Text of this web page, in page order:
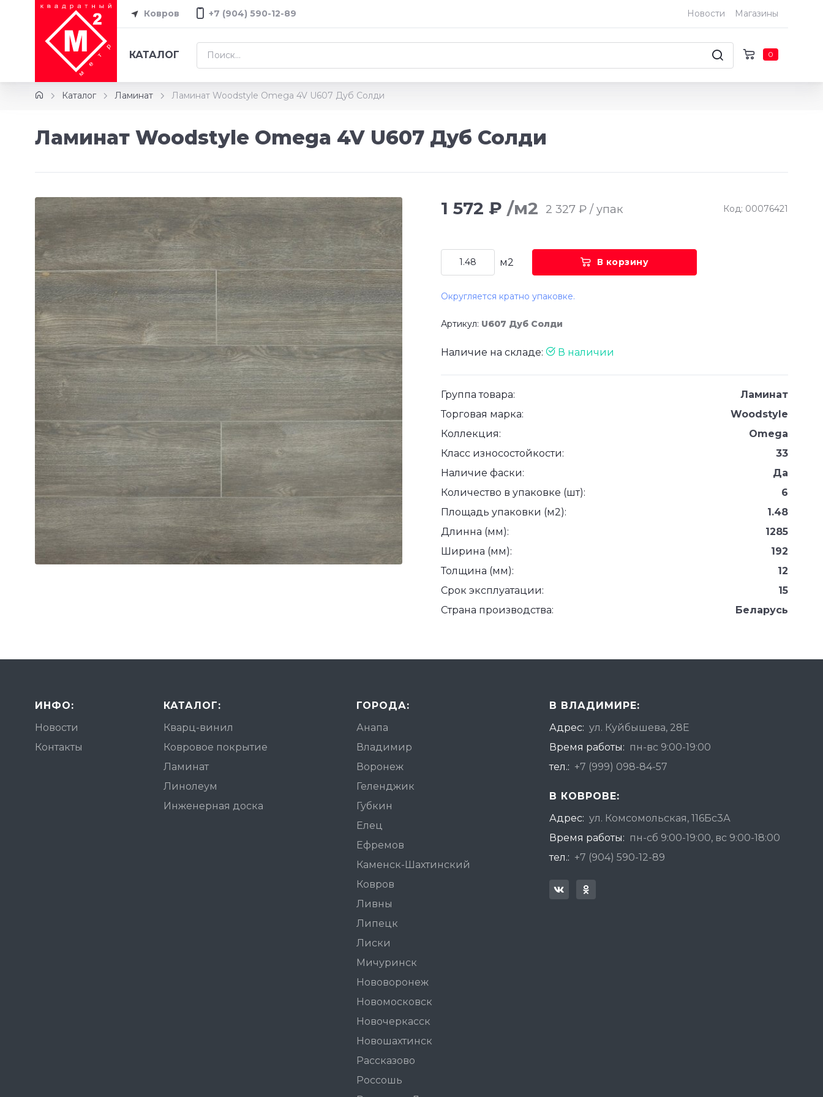
Ковров +7 (904) 590-12-89 Новости Магазины
КАТАЛОГ 0
Каталог Ламинат Ламинат Woodstyle Omega 4V U607 Дуб Солди
Ламинат Woodstyle Omega 4V U607 Дуб Солди
1 572 ₽ /м2 2 327 ₽ / упак Код: 00076421
м2 В корзину
Округляется кратно упаковке.
Артикул: U607 Дуб Солди
Наличие на складе: В наличии
Группа товара:
Ламинат
Торговая марка:
Woodstyle
Коллекция:
Omega
Класс износостойкости:
33
Наличие фаски:
Да
Количество в упаковке (шт):
6
Площадь упаковки (м2):
1.48
Длинна (мм):
1285
Ширина (мм):
192
Толщина (мм):
12
Срок эксплуатации:
15
Страна производства:
Беларусь
ИНФО:
Новости
Контакты
КАТАЛОГ:
Кварц-винил
Ковровое покрытие
Ламинат
Линолеум
Инженерная доска
ГОРОДА:
Анапа
Владимир
Воронеж
Геленджик
Губкин
Елец
Ефремов
Каменск-Шахтинский
Ковров
Ливны
Липецк
Лиски
Мичуринск
Нововоронеж
Новомосковск
Новочеркасск
Новошахтинск
Рассказово
Россошь
В ВЛАДИМИРЕ:
Адрес: ул. Куйбышева, 28Е
Время работы: пн-вс 9:00-19:00
тел.: +7 (999) 098-84-57
В КОВРОВЕ:
Адрес: ул. Комсомольская, 116Бс3А
Время работы: пн-сб 9:00-19:00, вс 9:00-18:00
тел.: +7 (904) 590-12-89